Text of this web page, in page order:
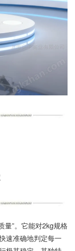
量”。它能对2kg规格
速准确地判定每一